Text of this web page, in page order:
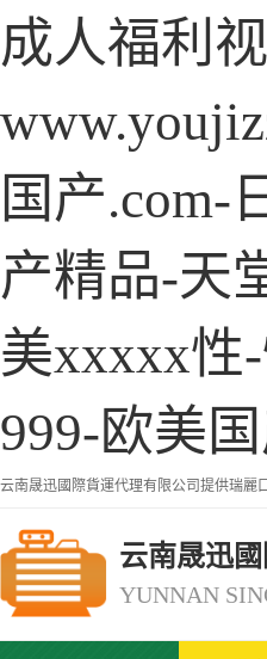
成人福利
国产.com-
产精品-天
美xxxxx性
999-欧美
云南晟迅